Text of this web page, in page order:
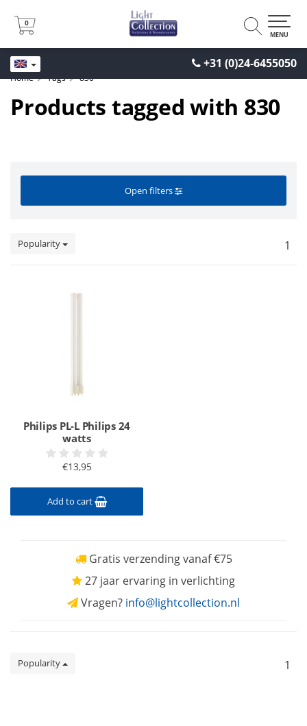
+31 (0)24-6455050
0
0
MENU
Home Tags 830
Products tagged with 830
Open filters
Popularity 1
Philips PL-L Philips 24
watts
€13,95
Add to cart
Gratis verzending vanaf €75
27 jaar ervaring in verlichting
Vragen? info@lightcollection.nl
Popularity 1